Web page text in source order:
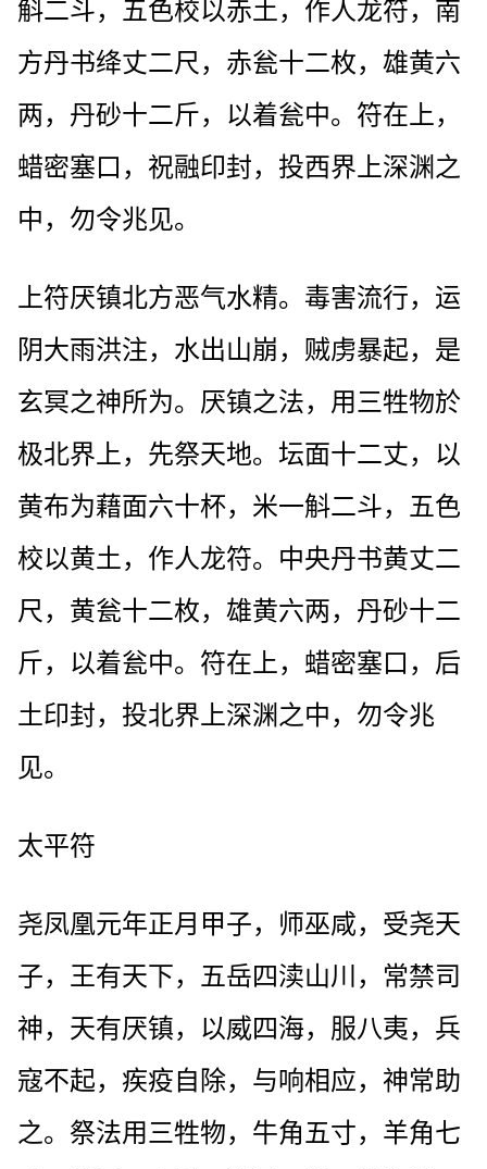
斛二斗，五色校以赤土，作人龙符，南
方丹书绛丈二尺，赤瓮十二枚，雄黄六
两，丹砂十二斤，以着瓮中。符在上，
蜡密塞口，祝融印封，投西界上深渊之
中，勿令兆见。
上符厌镇北方恶气水精。毒害流行，运
阴大雨洪注，水出山崩，贼虏暴起，是
玄冥之神所为。厌镇之法，用三牲物於
极北界上，先祭天地。坛面十二丈，以
黄布为藉面六十杯，米一斛二斗，五色
校以黄土，作人龙符。中央丹书黄丈二
尺，黄瓮十二枚，雄黄六两，丹砂十二
斤，以着瓮中。符在上，蜡密塞口，后
土印封，投北界上深渊之中，勿令兆
见。
太平符
尧凤凰元年正月甲子，师巫咸，受尧天
子，王有天下，五岳四渎山川，常禁司
神，天有厌镇，以威四海，服八夷，兵
寇不起，疾疫自除，与响相应，神常助
之。祭法用三牲物，牛角五寸，羊角七